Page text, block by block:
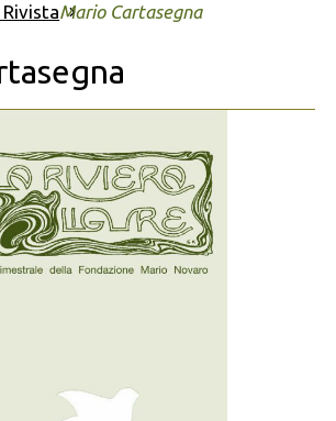
RivistaMario Cartasegna